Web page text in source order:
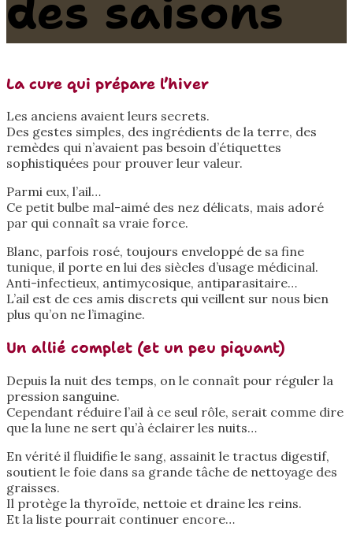
des saisons
La cure qui prépare l’hiver
Les anciens avaient leurs secrets.
Des gestes simples, des ingrédients de la terre, des
remèdes qui n’avaient pas besoin d’étiquettes
sophistiquées pour prouver leur valeur.
Parmi eux, l’ail…
Ce petit bulbe mal-aimé des nez délicats, mais adoré
par qui connaît sa vraie force.
Blanc, parfois rosé, toujours enveloppé de sa fine
tunique, il porte en lui des siècles d’usage médicinal.
Anti-infectieux, antimycosique, antiparasitaire…
L’ail est de ces amis discrets qui veillent sur nous bien
plus qu’on ne l’imagine.
Un allié complet (et un peu piquant)
Depuis la nuit des temps, on le connaît pour réguler la
pression sanguine.
Cependant réduire l’ail à ce seul rôle, serait comme dire
que la lune ne sert qu’à éclairer les nuits…
En vérité il fluidifie le sang, assainit le tractus digestif,
soutient le foie dans sa grande tâche de nettoyage des
graisses.
Il protège la thyroïde, nettoie et draine les reins.
Et la liste pourrait continuer encore…